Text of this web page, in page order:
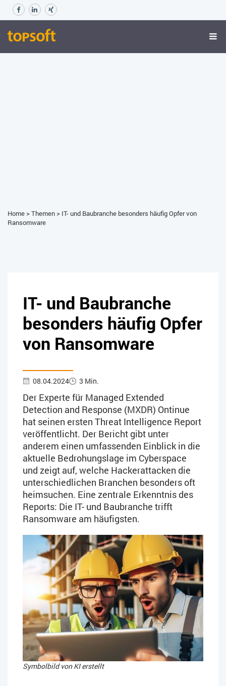
Home>Themen> IT- und Baubranche besonders häufig Opfer von
Ransomware
IT- und Baubranche
besonders häufig Opfer
von Ransomware
08.04.2024 3 Min.
Der Experte für Managed Extended
Detection and Response (MXDR) Ontinue
hat seinen ersten Threat Intelligence Report
veröffentlicht. Der Bericht gibt unter
anderem einen umfassenden Einblick in die
aktuelle Bedrohungslage im Cyberspace
und zeigt auf, welche Hackerattacken die
unterschiedlichen Branchen besonders oft
heimsuchen. Eine zentrale Erkenntnis des
Reports: Die IT- und Baubranche trifft
Ransomware am häufigsten.​
Symbolbild von KI erstellt